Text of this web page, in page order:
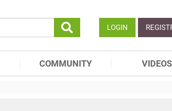
LOGIN
COMMUNITY VIDEOS